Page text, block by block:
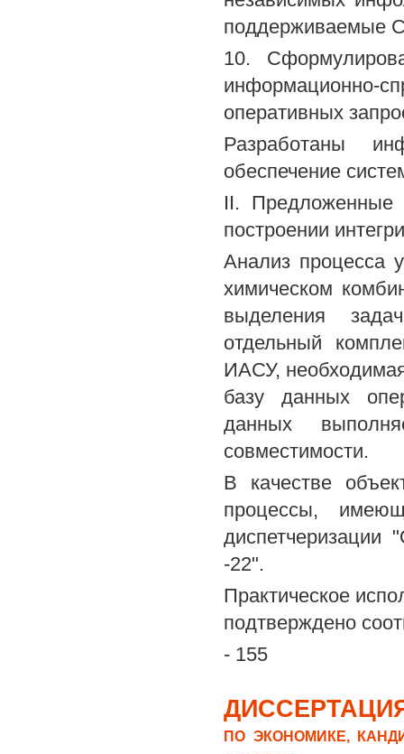
поддерживаемые
10.
информационно-
оперативных
Разработаны
обеспечение
II. Предложенные
построении
Анализ процесса
химическом
выделения
отдельный
ИАСУ,
базу данных
данных
совместимости.
В качестве
процессы,
диспетчеризации
-22".
Практическое
подтверждено
- 155
ПО ЭКОНОМИКЕ,